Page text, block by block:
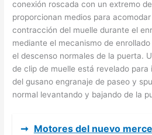
conexión roscada con un extremo
proporcionan medios para
contracción del muelle durante el
mediante el mecanismo de
el descenso normales de la puerta.
de clip de muelle está revelado
del gusano engranaje de paseo y
normal levantando y bajando de la
➞ Motores del nuevo